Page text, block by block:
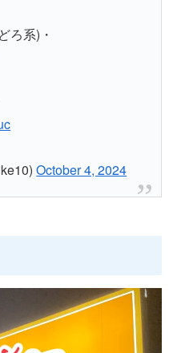
ろ系)・
October 4, 2024